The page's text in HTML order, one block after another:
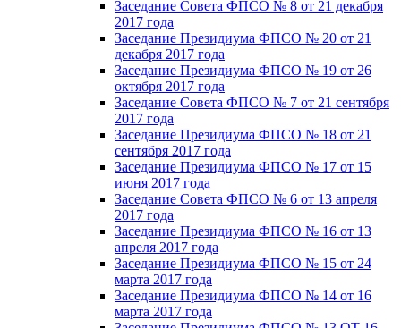
Заседание Совета ФПСО № 8 от 21 декабря
2017 года
Заседание Президиума ФПСО № 20 от 21
декабря 2017 года
Заседание Президиума ФПСО № 19 от 26
октября 2017 года
Заседание Совета ФПСО № 7 от 21 сентября
2017 года
Заседание Президиума ФПСО № 18 от 21
сентября 2017 года
Заседание Президиума ФПСО № 17 от 15
июня 2017 года
Заседание Совета ФПСО № 6 от 13 апреля
2017 года
Заседание Президиума ФПСО № 16 от 13
апреля 2017 года
Заседание Президиума ФПСО № 15 от 24
марта 2017 года
Заседание Президиума ФПСО № 14 от 16
марта 2017 года